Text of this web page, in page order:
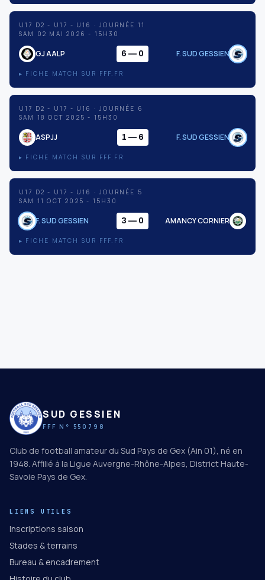
U17 D2 - U17 - U16 · JOURNÉE 11
SAM 02 MAI 2026 - 15H30
GJ AALP 6 — 0 F. SUD GESSIEN
▸ FICHE MATCH SUR FFF.FR
U17 D2 - U17 - U16 · JOURNÉE 6
SAM 18 OCT 2025 - 15H30
ASPJJ 1 — 6 F. SUD GESSIEN
▸ FICHE MATCH SUR FFF.FR
U17 D2 - U17 - U16 · JOURNÉE 5
SAM 11 OCT 2025 - 15H30
F. SUD GESSIEN 3 — 0 AMANCY CORNIER
▸ FICHE MATCH SUR FFF.FR
SUD GESSIEN
FFF N° 550798
Club de football amateur du Sud Pays de Gex (Ain 01), né en
1948. Affilié à la Ligue Auvergne-Rhône-Alpes, District Haute-
Savoie Pays de Gex.
LIENS UTILES
Inscriptions saison
Stades & terrains
Bureau & encadrement